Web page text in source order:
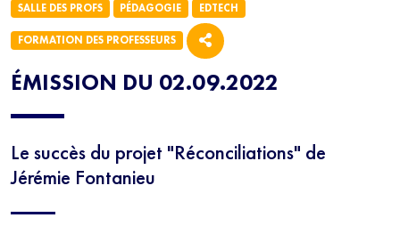
ÉMISSION DU 02.09.2022
Le succès du projet "Réconciliations" de
Jérémie Fontanieu
SALLE DES PROFS PÉDAGOGIE EDTECH
FORMATION DES PROFESSEURS